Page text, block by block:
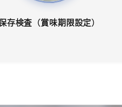
存検査（賞味期限設定）